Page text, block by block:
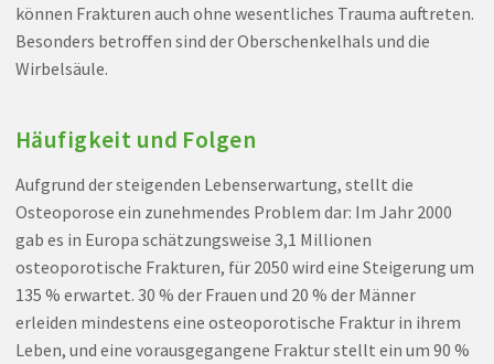
können Frakturen auch ohne wesentliches Trauma auftreten.
Besonders betroffen sind der Oberschenkelhals und die
Wirbelsäule.
Häufigkeit und Folgen
Aufgrund der steigenden Lebenserwartung, stellt die
Osteoporose ein zunehmendes Problem dar: Im Jahr 2000
gab es in Europa schätzungsweise 3,1 Millionen
osteoporotische Frakturen, für 2050 wird eine Steigerung um
135 % erwartet. 30 % der Frauen und 20 % der Männer
erleiden mindestens eine osteoporotische Fraktur in ihrem
Leben, und eine vorausgegangene Fraktur stellt ein um 90 %